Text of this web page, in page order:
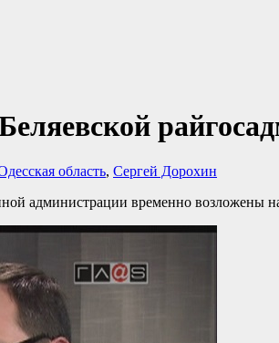
область, Сергей Дорохин
администрации временно возложены